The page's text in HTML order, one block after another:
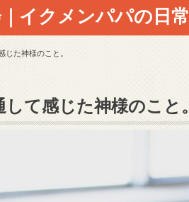
イクメンパパの日常
た神様のこと。
て感じた神様のこと。